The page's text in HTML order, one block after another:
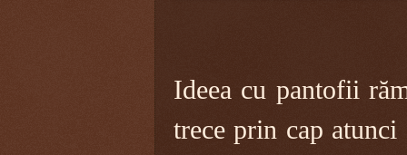
Ideea cu pantofii
trece prin cap atunci